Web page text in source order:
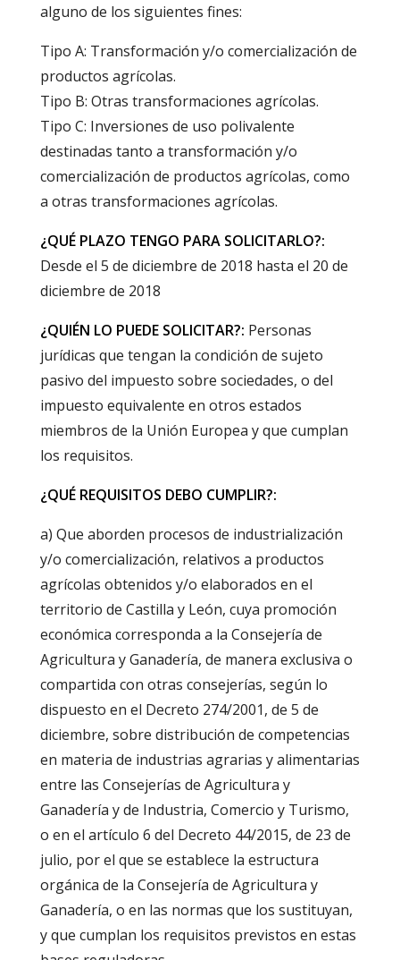
alguno de los siguientes fines:
Tipo A: Transformación y/o comercialización de
productos agrícolas.
Tipo B: Otras transformaciones agrícolas.
Tipo C: Inversiones de uso polivalente
destinadas tanto a transformación y/o
comercialización de productos agrícolas, como
a otras transformaciones agrícolas.
¿QUÉ PLAZO TENGO PARA SOLICITARLO?:
Desde el 5 de diciembre de 2018 hasta el 20 de
diciembre de 2018
¿QUIÉN LO PUEDE SOLICITAR?: Personas
jurídicas que tengan la condición de sujeto
pasivo del impuesto sobre sociedades, o del
impuesto equivalente en otros estados
miembros de la Unión Europea y que cumplan
los requisitos.
¿QUÉ REQUISITOS DEBO CUMPLIR?:
a) Que aborden procesos de industrialización
y/o comercialización, relativos a productos
agrícolas obtenidos y/o elaborados en el
territorio de Castilla y León, cuya promoción
económica corresponda a la Consejería de
Agricultura y Ganadería, de manera exclusiva o
compartida con otras consejerías, según lo
dispuesto en el Decreto 274/2001, de 5 de
diciembre, sobre distribución de competencias
en materia de industrias agrarias y alimentarias
entre las Consejerías de Agricultura y
Ganadería y de Industria, Comercio y Turismo,
o en el artículo 6 del Decreto 44/2015, de 23 de
julio, por el que se establece la estructura
orgánica de la Consejería de Agricultura y
Ganadería, o en las normas que los sustituyan,
y que cumplan los requisitos previstos en estas